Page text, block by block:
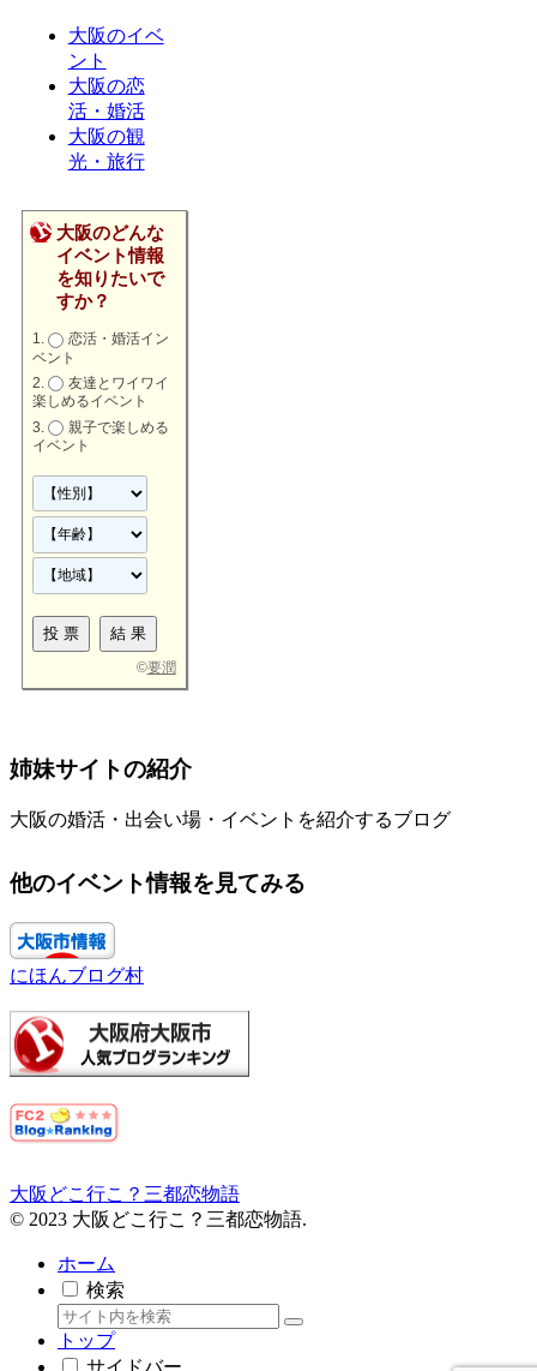
大阪のイベ
ント
大阪の恋
活・婚活
大阪の観
光・旅行
大阪のどんな
イベント情報
を知りたいで
すか？
恋活・婚活イン
ベント
友達とワイワイ
楽しめるイベント
親子で楽しめる
イベント
©要潤
姉妹サイトの紹介
大阪の婚活・出会い場・イベントを紹介するブログ
他のイベント情報を見てみる
にほんブログ村
大阪どこ行こ？三都恋物語
© 2023 大阪どこ行こ？三都恋物語.
ホーム
検索
トップ